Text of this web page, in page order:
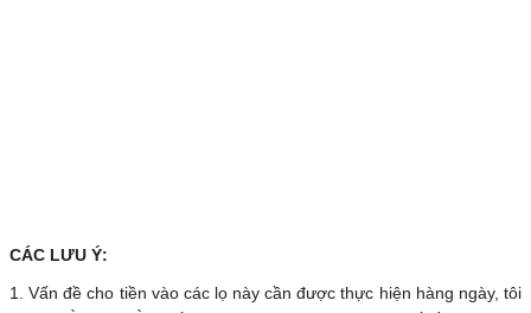
CÁC LƯU Ý:
1. Vấn đề cho tiền vào các lọ này cần được thực hiện hàng ngày, tôi